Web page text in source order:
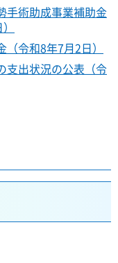
手術助成事業補助金
令和8年7月2日）
支出状況の公表（令